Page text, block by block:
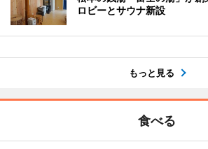
ロビーとサウナ新設
もっと見る
食べる